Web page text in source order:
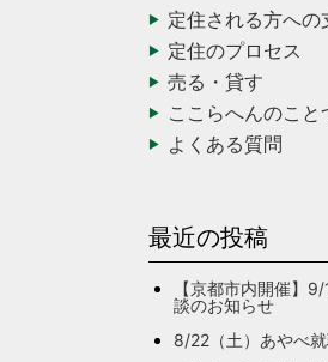
定住される方への
定住のプロセス
売る・貸す
ここらへんのこと
よくある質問
最近の投稿
【京都市内開催】
談のお知らせ
8/22（土）あやべ